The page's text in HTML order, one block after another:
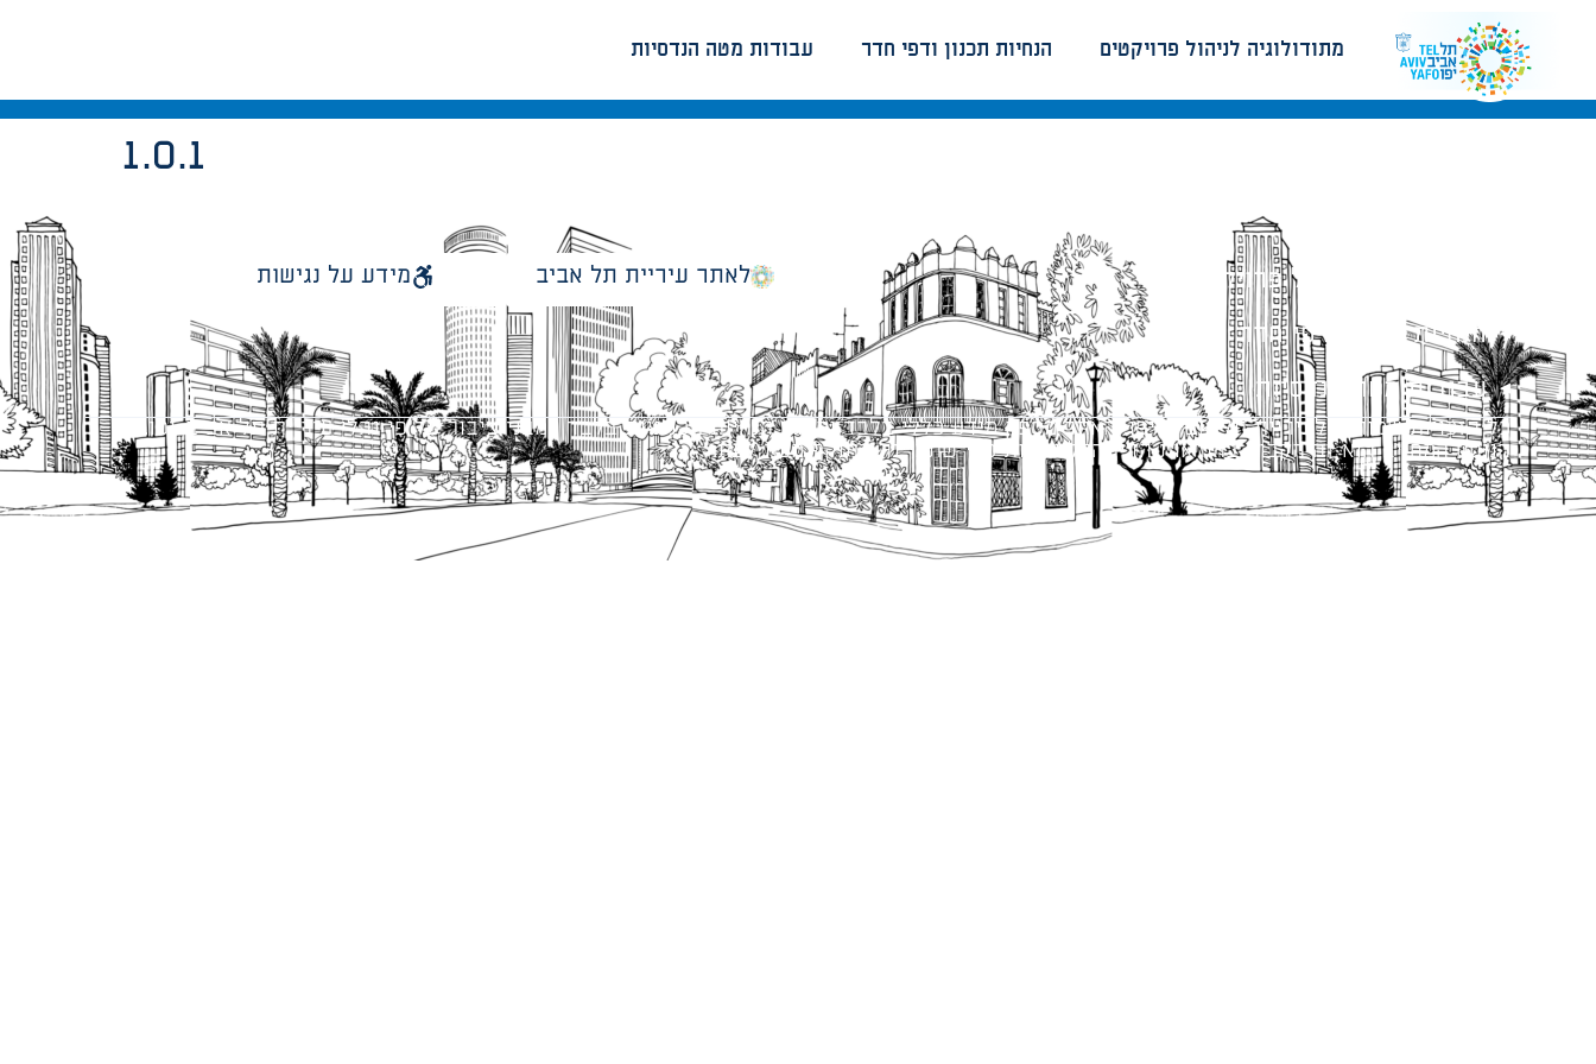
עבודות מטה הנדסיות הנחיות תכנון ודפי חדר מתודולוגיה לניהול פרויקטים
1.0.1
עבודות מטה הנדסיות
הנחיות תכנון ודפי חדר
מתודולוגיה לניהול פרויקטים לאתר עיריית תל אביב מידע על נגישות
כל הזכויות שמורות לעיריית תל-אביב-יפו. האתר מספק מידע כללי בלבד ומאגד הנחיות תכנוניות בלבד למבני ציבור על פי נהלי עיריית תל אביב-יפו.
הנוסח המחייב הוא זה הקבוע בהוראות הדין הרלוונטיות כפי שתהיינה בתוקף מעת לעת.